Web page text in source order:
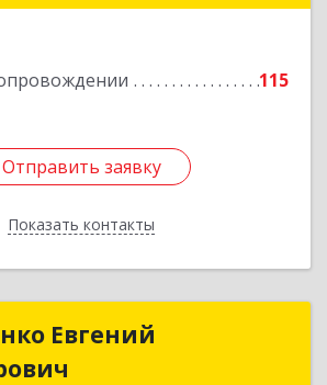
115
Отправить заявку
Показать контакты
Подробнее
Отправить заявку
Назад
Евгений
ИП Шевченко Евгений